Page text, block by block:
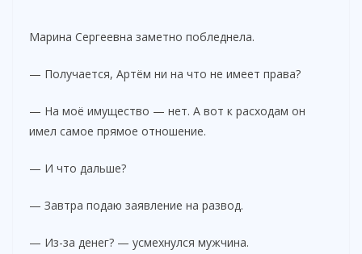
Марина Сергеевна заметно побледнела.
— Получается, Артём ни на что не имеет права?
— На моё имущество — нет. А вот к расходам он
имел самое прямое отношение.
— И что дальше?
— Завтра подаю заявление на развод.
— Из-за денег? — усмехнулся мужчина.